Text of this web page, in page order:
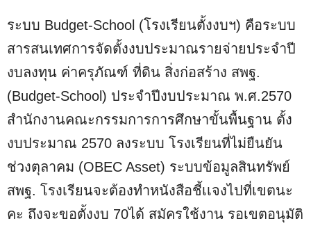
ระบบ Budget-School (โรงเรียนตั้งงบฯ) คือระบบ
สารสนเทศการจัดตั้งงบประมาณรายจ่ายประจำปี
งบลงทุน ค่าครุภัณฑ์ ที่ดิน สิ่งก่อสร้าง สพฐ.
(Budget-School) ประจำปีงบประมาณ พ.ศ.2570
สำนักงานคณะกรรมการการศึกษาขั้นพื้นฐาน ตั้ง
งบประมาณ 2570 ลงระบบ โรงเรียนที่ไม่ยืนยัน
ช่วงตุลาคม (OBEC Asset) ระบบข้อมูลสินทรัพย์
สพฐ. โรงเรียนจะต้องทำหนังสือชี้เเจงไปที่เขตนะ
คะ ถึงจะขอตั้งงบ 70ได้ สมัครใช้งาน รอเขตอนุมัติ